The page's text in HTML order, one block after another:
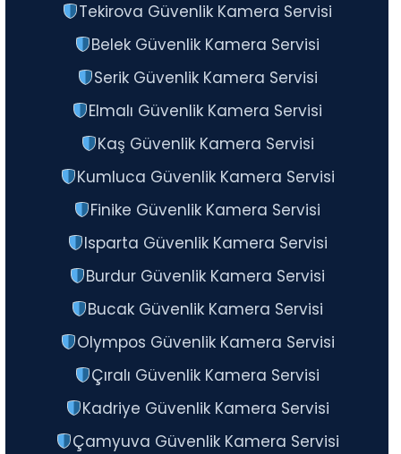
Tekirova Güvenlik Kamera Servisi
Belek Güvenlik Kamera Servisi
Serik Güvenlik Kamera Servisi
Elmalı Güvenlik Kamera Servisi
Kaş Güvenlik Kamera Servisi
Kumluca Güvenlik Kamera Servisi
Finike Güvenlik Kamera Servisi
Isparta Güvenlik Kamera Servisi
Burdur Güvenlik Kamera Servisi
Bucak Güvenlik Kamera Servisi
Olympos Güvenlik Kamera Servisi
Çıralı Güvenlik Kamera Servisi
Kadriye Güvenlik Kamera Servisi
Çamyuva Güvenlik Kamera Servisi